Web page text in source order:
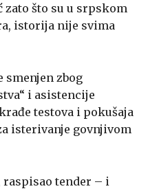
što su u srpskom
istorija nije svima
zbog
i asistencije
testova i pokušaja
isterivanje govnjivom
tender – i